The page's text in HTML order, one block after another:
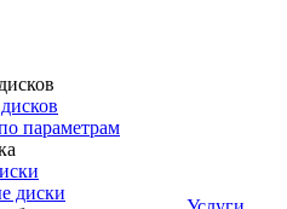
параметрам
диски